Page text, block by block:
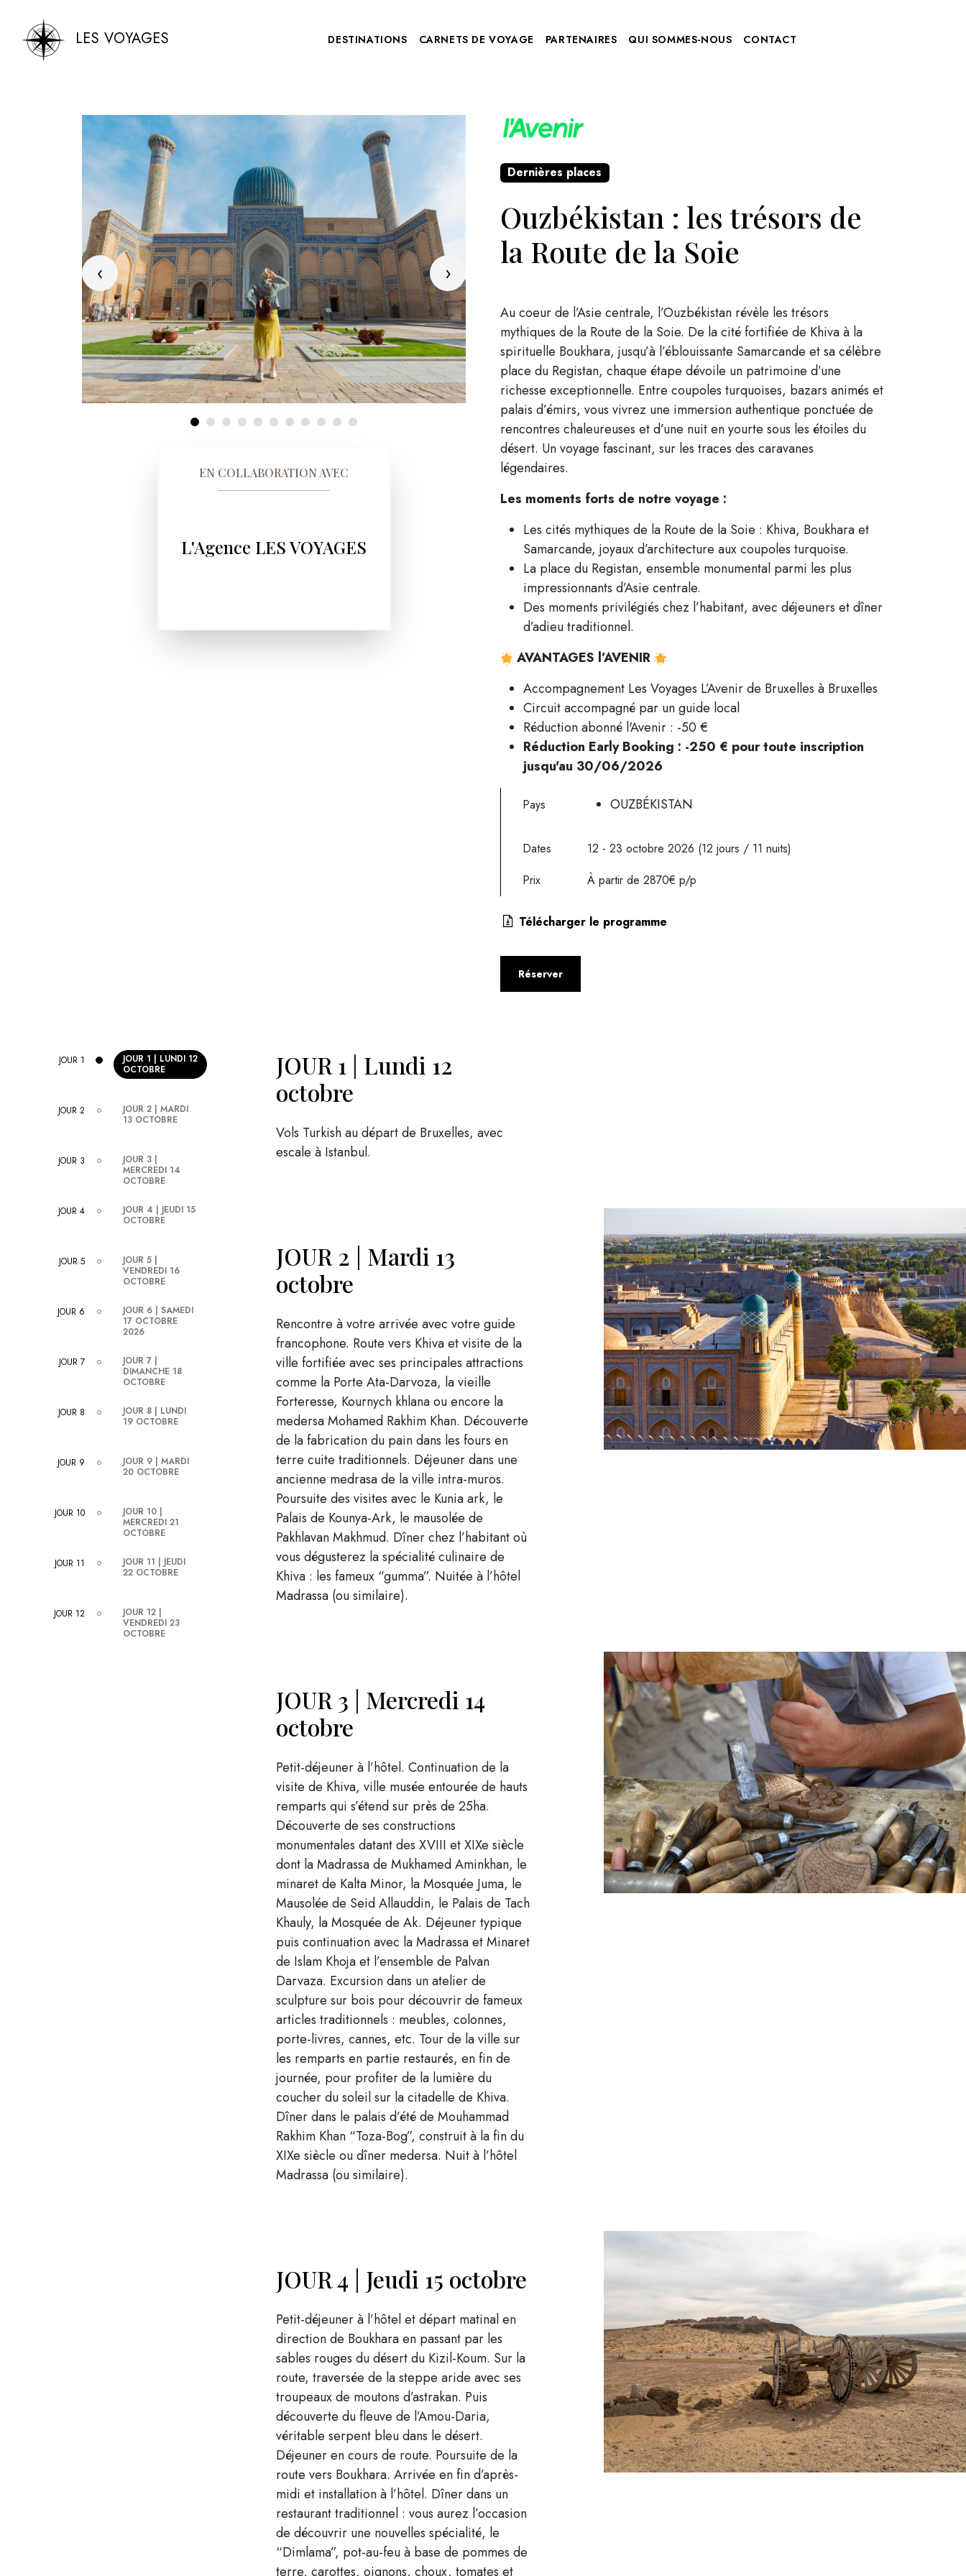
LES VOYAGES DESTINATIONS CARNETS DE VOYAGE PARTENAIRES QUI SOMMES-NOUS CONTACT
‹ ›
EN COLLABORATION AVEC
L'Agence LES VOYAGES
Dernières places
Ouzbékistan : les trésors de
la Route de la Soie
Au coeur de l’Asie centrale, l’Ouzbékistan révèle les trésors
mythiques de la Route de la Soie. De la cité fortifiée de Khiva à la
spirituelle Boukhara, jusqu’à l’éblouissante Samarcande et sa célèbre
place du Registan, chaque étape dévoile un patrimoine d’une
richesse exceptionnelle. Entre coupoles turquoises, bazars animés et
palais d’émirs, vous vivrez une immersion authentique ponctuée de
rencontres chaleureuses et d’une nuit en yourte sous les étoiles du
désert. Un voyage fascinant, sur les traces des caravanes
légendaires.
Les moments forts de notre voyage :
Les cités mythiques de la Route de la Soie : Khiva, Boukhara et
Samarcande, joyaux d’architecture aux coupoles turquoise.
La place du Registan, ensemble monumental parmi les plus
impressionnants d’Asie centrale.
Des moments privilégiés chez l’habitant, avec déjeuners et dîner
d’adieu traditionnel.
AVANTAGES l’AVENIR
Accompagnement Les Voyages L’Avenir de Bruxelles à Bruxelles
Circuit accompagné par un guide local
Réduction abonné l'Avenir : -50 €
Réduction Early Booking : -250 € pour toute inscription
jusqu'au 30/06/2026
Pays OUZBÉKISTAN
Dates
12 - 23 octobre 2026 (12 jours / 11 nuits)
Prix
À partir de 2870€ p/p
Télécharger le programme
Réserver
JOUR 1
JOUR 2
JOUR 3
JOUR 4
JOUR 5
JOUR 6
JOUR 7
JOUR 8
JOUR 9
JOUR 10
JOUR 11
JOUR 12
JOUR 1 | LUNDI 12
OCTOBRE
JOUR 2 | MARDI
13 OCTOBRE
JOUR 3 |
MERCREDI 14
OCTOBRE
JOUR 4 | JEUDI 15
OCTOBRE
JOUR 5 |
VENDREDI 16
OCTOBRE
JOUR 6 | SAMEDI
17 OCTOBRE
2026
JOUR 7 |
DIMANCHE 18
OCTOBRE
JOUR 8 | LUNDI
19 OCTOBRE
JOUR 9 | MARDI
20 OCTOBRE
JOUR 10 |
MERCREDI 21
OCTOBRE
JOUR 11 | JEUDI
22 OCTOBRE
JOUR 12 |
VENDREDI 23
OCTOBRE
JOUR 1 | Lundi 12
octobre
Vols Turkish au départ de Bruxelles, avec
escale à Istanbul.
JOUR 2 | Mardi 13
octobre
Rencontre à votre arrivée avec votre guide
francophone. Route vers Khiva et visite de la
ville fortifiée avec ses principales attractions
comme la Porte Ata-Darvoza, la vieille
Forteresse, Kournych khlana ou encore la
medersa Mohamed Rakhim Khan. Découverte
de la fabrication du pain dans les fours en
terre cuite traditionnels. Déjeuner dans une
ancienne medrasa de la ville intra-muros.
Poursuite des visites avec le Kunia ark, le
Palais de Kounya-Ark, le mausolée de
Pakhlavan Makhmud. Dîner chez l’habitant où
vous dégusterez la spécialité culinaire de
Khiva : les fameux “gumma”. Nuitée à l’hôtel
Madrassa (ou similaire).
JOUR 3 | Mercredi 14
octobre
Petit-déjeuner à l’hôtel. Continuation de la
visite de Khiva, ville musée entourée de hauts
remparts qui s’étend sur près de 25ha.
Découverte de ses constructions
monumentales datant des XVIII et XIXe siècle
dont la Madrassa de Mukhamed Aminkhan, le
minaret de Kalta Minor, la Mosquée Juma, le
Mausolée de Seid Allauddin, le Palais de Tach
Khauly, la Mosquée de Ak. Déjeuner typique
puis continuation avec la Madrassa et Minaret
de Islam Khoja et l’ensemble de Palvan
Darvaza. Excursion dans un atelier de
sculpture sur bois pour découvrir de fameux
articles traditionnels : meubles, colonnes,
porte-livres, cannes, etc. Tour de la ville sur
les remparts en partie restaurés, en fin de
journée, pour profiter de la lumière du
coucher du soleil sur la citadelle de Khiva.
Dîner dans le palais d’été de Mouhammad
Rakhim Khan “Toza-Bog”, construit à la fin du
XIXe siècle ou dîner medersa. Nuit à l’hôtel
Madrassa (ou similaire).
JOUR 4 | Jeudi 15 octobre
Petit-déjeuner à l’hôtel et départ matinal en
direction de Boukhara en passant par les
sables rouges du désert du Kizil-Koum. Sur la
route, traversée de la steppe aride avec ses
troupeaux de moutons d’astrakan. Puis
découverte du fleuve de l’Amou-Daria,
véritable serpent bleu dans le désert.
Déjeuner en cours de route. Poursuite de la
route vers Boukhara. Arrivée en fin d’après-
midi et installation à l’hôtel. Dîner dans un
restaurant traditionnel : vous aurez l’occasion
de découvrir une nouvelles spécialité, le
“Dimlama”, pot-au-feu à base de pommes de
terre, carottes, oignons, choux, tomates et